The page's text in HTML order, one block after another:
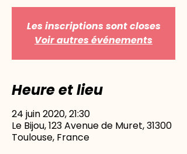
Les inscriptions sont closes
Voir autres événements
Heure et lieu
24 juin 2020, 21:30
Le Bijou, 123 Avenue de Muret, 31300
Toulouse, France